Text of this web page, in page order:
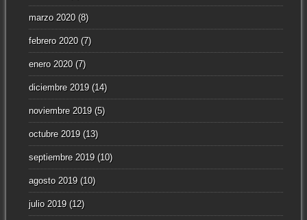
marzo 2020(8)
febrero 2020(7)
enero 2020(7)
diciembre 2019(14)
noviembre 2019(5)
octubre 2019(13)
septiembre 2019(10)
agosto 2019(10)
julio 2019(12)